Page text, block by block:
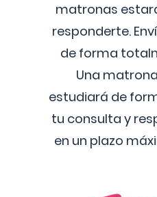
matronas
responderte.
de forma
Una
estudiará de
tu consulta y
en un plazo